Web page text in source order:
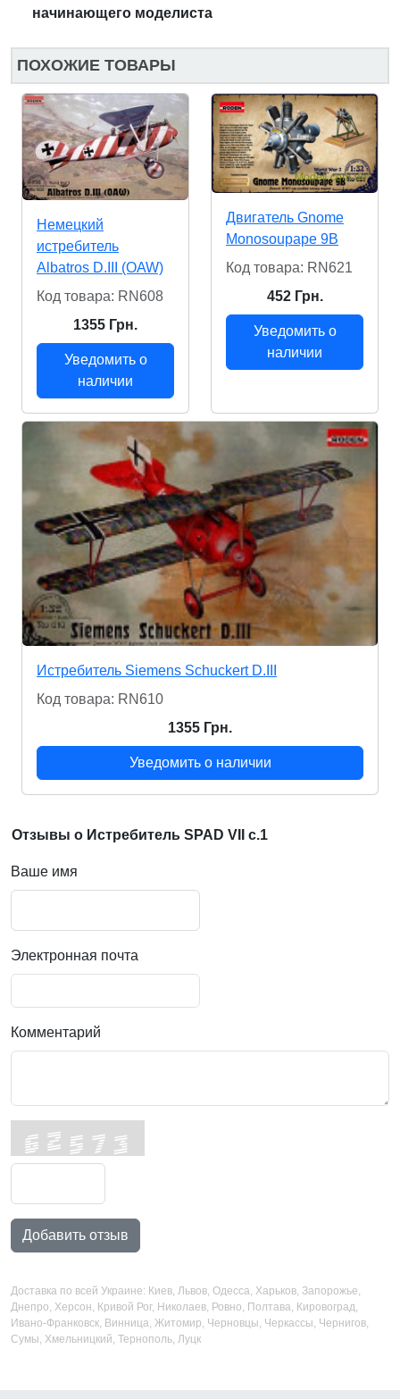
начинающего моделиста
ПОХОЖИЕ ТОВАРЫ
Немецкий
истребитель
Albatros D.III (OAW)
Код товара: RN608
1355 Грн.
Уведомить о
наличии
Двигатель Gnome
Monosoupape 9B
Код товара: RN621
452 Грн.
Уведомить о
наличии
Истребитель Siemens Schuckert D.III
Код товара: RN610
1355 Грн.
Уведомить о наличии
Отзывы о Истребитель SPAD VII c.1
Ваше имя
Электронная почта
Комментарий
Добавить отзыв
Доставка по всей Украине: Киев, Львов, Одесса, Харьков, Запорожье,
Днепро, Херсон, Кривой Рог, Николаев, Ровно, Полтава, Кировоград,
Ивано-Франковск, Винница, Житомир, Черновцы, Черкассы, Чернигов,
Сумы, Хмельницкий, Тернополь, Луцк